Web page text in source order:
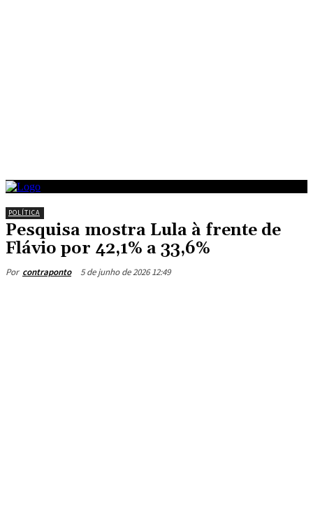
POLÍTICA
Pesquisa mostra Lula à frente de
Flávio por 42,1% a 33,6%
Por contraponto 5 de junho de 2026 12:49